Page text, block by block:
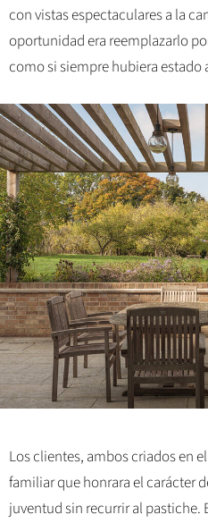
con vistas espectaculares a la
oportunidad era reemplazarlo
como si siempre hubiera estado
Los clientes, ambos criados en
familiar que honrara el carácter
juventud sin recurrir al pastiche.